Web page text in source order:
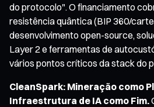
do protocolo". O financiamento
resistência quântica (BIP 360/
desenvolvimento open-source,
Layer 2 e ferramentas de
vários pontos críticos da stack do
CleanSpark: Mineração como
Infraestrutura de IA como Fim.